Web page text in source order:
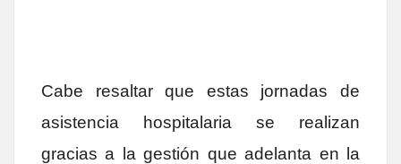
Cabe resaltar que estas jornadas de
asistencia hospitalaria se realizan
gracias a la gestión que adelanta en la